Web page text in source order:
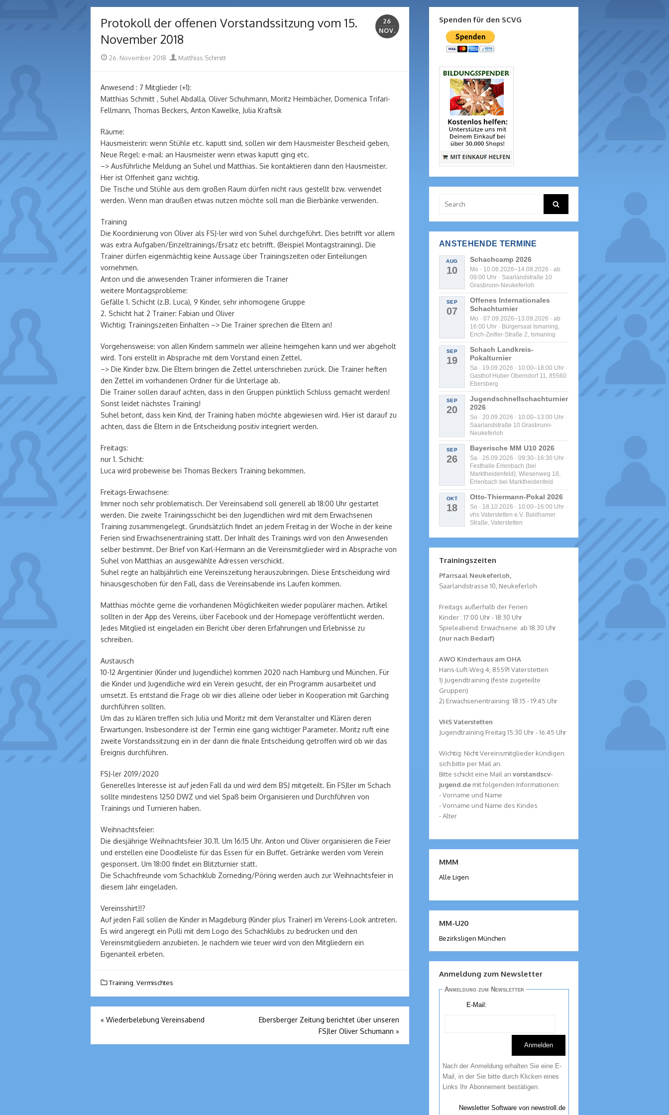
Protokoll der offenen Vorstandssitzung vom 15.
November 2018
26
NOV.
Posted
26. November 2018 Author
Matthias Schmitt
Anwesend : 7 Mitglieder (+1):
Matthias Schmitt , Suhel Abdalla, Oliver Schuhmann, Moritz Heimbächer, Domenica Trifari-
Fellmann, Thomas Beckers, Anton Kawelke, Julia Kraftsik
Räume:
Hausmeisterin: wenn Stühle etc. kaputt sind, sollen wir dem Hausmeister Bescheid geben,
Neue Regel: e-mail: an Hausmeister wenn etwas kaputt ging etc.
–> Ausführliche Meldung an Suhel und Matthias. Sie kontaktieren dann den Hausmeister.
Hier ist Offenheit ganz wichtig.
Die Tische und Stühle aus dem großen Raum dürfen nicht raus gestellt bzw. verwendet
werden. Wenn man draußen etwas nutzen möchte soll man die Bierbänke verwenden.
Training
Die Koordinierung von Oliver als FSJ-ler wird von Suhel durchgeführt. Dies betrifft vor allem
was extra Aufgaben/Einzeltrainings/Ersatz etc betrifft. (Beispiel Montagstraining). Die
Trainer dürfen eigenmächtig keine Aussage über Trainingszeiten oder Einteilungen
vornehmen.
Anton und die anwesenden Trainer informieren die Trainer
weitere Montagsprobleme:
Gefälle 1. Schicht (z.B. Luca), 9 Kinder, sehr inhomogene Gruppe
2. Schicht hat 2 Trainer: Fabian und Oliver
Wichtig: Trainingszeiten Einhalten –> Die Trainer sprechen die Eltern an!
Vorgehensweise: von allen Kindern sammeln wer alleine heimgehen kann und wer abgeholt
wird. Toni erstellt in Absprache mit dem Vorstand einen Zettel.
–> Die Kinder bzw. Die Eltern bringen die Zettel unterschrieben zurück. Die Trainer heften
den Zettel im vorhandenen Ordner für die Unterlage ab.
Die Trainer sollen darauf achten, dass in den Gruppen pünktlich Schluss gemacht werden!
Sonst leidet nächstes Training!
Suhel betont, dass kein Kind, der Training haben möchte abgewiesen wird. Hier ist darauf zu
achten, dass die Eltern in die Entscheidung positiv integriert werden.
Freitags:
nur 1. Schicht:
Luca wird probeweise bei Thomas Beckers Training bekommen.
Freitags-Erwachsene:
Immer noch sehr problematisch. Der Vereinsabend soll generell ab 18:00 Uhr gestartet
werden. Die zweite Trainingsschicht bei den Jugendlichen wird mit dem Erwachsenen
Training zusammengelegt. Grundsätzlich findet an jedem Freitag in der Woche in der keine
Ferien sind Erwachsenentraining statt. Der Inhalt des Trainings wird von den Anwesenden
selber bestimmt. Der Brief von Karl-Hermann an die Vereinsmitglieder wird in Absprache von
Suhel von Matthias an ausgewählte Adressen verschickt.
Suhel regte an halbjährlich eine Vereinszeitung herauszubringen. Diese Entscheidung wird
hinausgeschoben für den Fall, dass die Vereinsabende ins Laufen kommen.
Matthias möchte gerne die vorhandenen Möglichkeiten wieder populärer machen. Artikel
sollten in der App des Vereins, über Facebook und der Homepage veröffentlicht werden.
Jedes Mitglied ist eingeladen ein Bericht über deren Erfahrungen und Erlebnisse zu
schreiben.
Austausch
10-12 Argentinier (Kinder und Jugendliche) kommen 2020 nach Hamburg und München. Für
die Kinder und Jugendliche wird ein Verein gesucht, der ein Programm ausarbeitet und
umsetzt. Es entstand die Frage ob wir dies alleine oder lieber in Kooperation mit Garching
durchführen sollten.
Um das zu klären treffen sich Julia und Moritz mit dem Veranstalter und Klären deren
Erwartungen. Insbesondere ist der Termin eine gang wichtiger Parameter. Moritz ruft eine
zweite Vorstandssitzung ein in der dann die finale Entscheidung getroffen wird ob wir das
Ereignis durchführen.
FSJ-ler 2019/2020
Generelles Interesse ist auf jeden Fall da und wird dem BSJ mitgeteilt. Ein FSJler im Schach
sollte mindestens 1250 DWZ und viel Spaß beim Organisieren und Durchführen von
Trainings und Turnieren haben.
Weihnachtsfeier:
Die diesjährige Weihnachtsfeier 30.11. Um 16:15 Uhr. Anton und Oliver organisieren die Feier
und erstellen eine Doodleliste für das Essen für ein Buffet. Getränke werden vom Verein
gesponsert. Um 18:00 findet ein Blitzturnier statt.
Die Schachfreunde vom Schachklub Zorneding/Pöring werden auch zur Weihnachtsfeier in
diesem Jahr eingeladen.
Vereinsshirt!!?
Auf jeden Fall sollen die Kinder in Magdeburg (Kinder plus Trainer) im Vereins-Look antreten.
Es wird angeregt ein Pulli mit dem Logo des Schachklubs zu bedrucken und den
Vereinsmitgliedern anzubieten. Je nachdem wie teuer wird von den Mitgliedern ein
Eigenanteil erbeten.
Training Vermischtes
Beitragsnavigation
« Wiederbelebung Vereinsabend
Ebersberger Zeitung berichtet über unseren
FSJler Oliver Schumann »
Spenden für den SCVG
for:
Search
ANSTEHENDE TERMINE
AUG
10
Schachcamp 2026
Mo · 10.08.2026–14.08.2026 · ab
09:00 Uhr · Saarlandstraße 10
Grasbrunn-Neukeferloh
SEP
07
Offenes Internationales
Schachturnier
Mo · 07.09.2026–13.09.2026 · ab
16:00 Uhr · Bürgersaal Ismaning,
Erich-Zeitler-Straße 2, Ismaning
SEP
19
Schach Landkreis-
Pokalturnier
Sa · 19.09.2026 · 10:00–18:00 Uhr ·
Gasthof Huber Oberndorf 11, 85560
Ebersberg
SEP
20
Jugendschnellschachturnier
2026
So · 20.09.2026 · 10:00–13:00 Uhr ·
Saarlandstraße 10 Grasbrunn-
Neukeferloh
SEP
26
Bayerische MM U10 2026
Sa · 26.09.2026 · 09:30–16:30 Uhr ·
Festhalle Erlenbach (bei
Marktheidenfeld), Wiesenweg 18,
Erlenbach bei Marktheidenfeld
OKT
18
Otto-Thiermann-Pokal 2026
So · 18.10.2026 · 10:00–16:00 Uhr ·
vhs Vaterstetten e.V. Baldhamer
Straße, Vaterstetten
Trainingszeiten
Pfarrsaal Neukeferloh,
Saarlandstrasse 10, Neukeferloh
Freitags außerhalb der Ferien
Kinder : 17:00 Uhr - 18:30 Uhr
Spieleabend: Erwachsene: ab 18.30 Uhr
(nur nach Bedarf)
AWO Kinderhaus am OHA
Hans-Luft-Weg 4, 85591 Vaterstetten
1) Jugendtraining (feste zugeteilte
Gruppen)
2) Erwachsenentraining: 18:15 - 19:45 Uhr
VHS Vaterstetten
Jugendtraining Freitag 15:30 Uhr - 16:45 Uhr
Wichtig: Nicht Vereinsmitglieder kündigen
sich bitte per Mail an.
Bitte schickt eine Mail an vorstandscv-
jugend.de mit folgenden Informationen:
- Vorname und Name
- Vorname und Name des Kindes
- Alter
MMM
Alle Ligen
MM-U20
Bezirksligen München
Anmeldung zum Newsletter
Anmeldung zum Newsletter
E-Mail:
Nach der Anmeldung erhalten Sie eine E-
Mail, in der Sie bitte durch Klicken eines
Links Ihr Abonnement bestätigen.
Newsletter Software von newstroll.de